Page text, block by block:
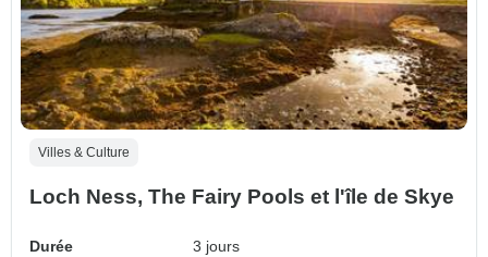
Villes & Culture
Loch Ness, The Fairy Pools et l'île de Skye
Durée
3 jours